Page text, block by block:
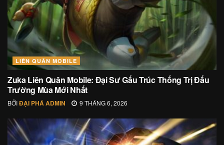
LIÊN QUÂN MOBILE
Zuka Liên Quân Mobile: Đại Sư Gấu Trúc Thống Trị Đấu
Trường Mùa Mới Nhất
BỞIĐẠI PHÁ ADMIN 9 THÁNG 6, 2026